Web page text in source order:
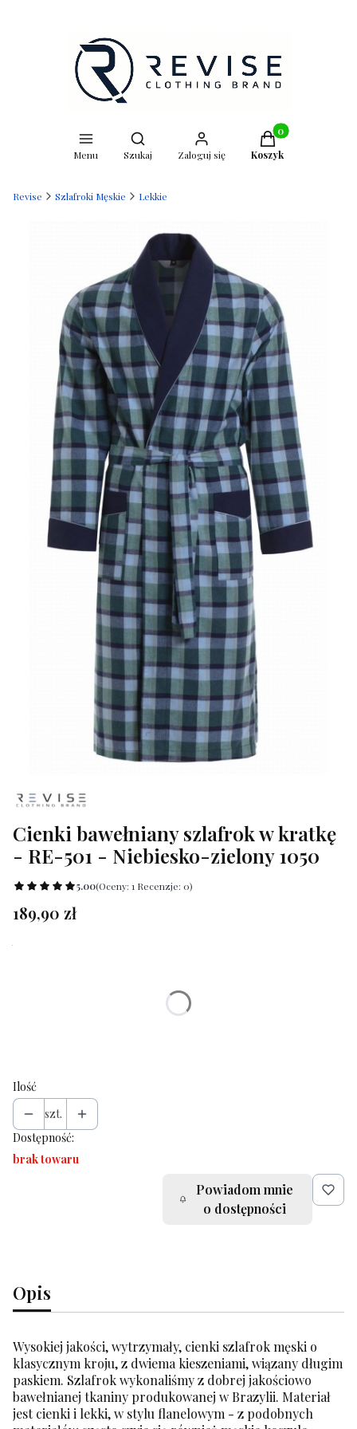
Menu
Otwórz wyszukiwarkę
Szukaj Zaloguj się
Produkty w
Koszyk
Revise Szlafroki Męskie Lekkie
Cienki bawełniany szlafrok w kratkę
- RE-501 - Niebiesko-zielony 1050
5.00(Oceny: 1 Recenzje: 0)
Cena
189,90 zł
Ilość
szt.
Dostępność:
brak towaru
Powiadom mnie
o dostępności
Opis
Wysokiej jakości, wytrzymały, cienki szlafrok męski o
klasycznym kroju, z dwiema kieszeniami, wiązany długim
paskiem. Szlafrok wykonaliśmy z dobrej jakościowo
bawełnianej tkaniny produkowanej w Brazylii. Materiał
jest cienki i lekki, w stylu flanelowym - z podobnych